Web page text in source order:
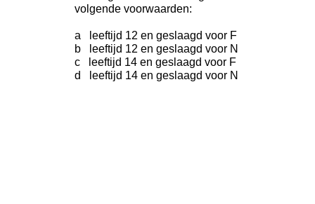
volgende voorwaarden:
a leeftijd 12 en geslaagd voor F
b leeftijd 12 en geslaagd voor N
c leeftijd 14 en geslaagd voor F
d leeftijd 14 en geslaagd voor N